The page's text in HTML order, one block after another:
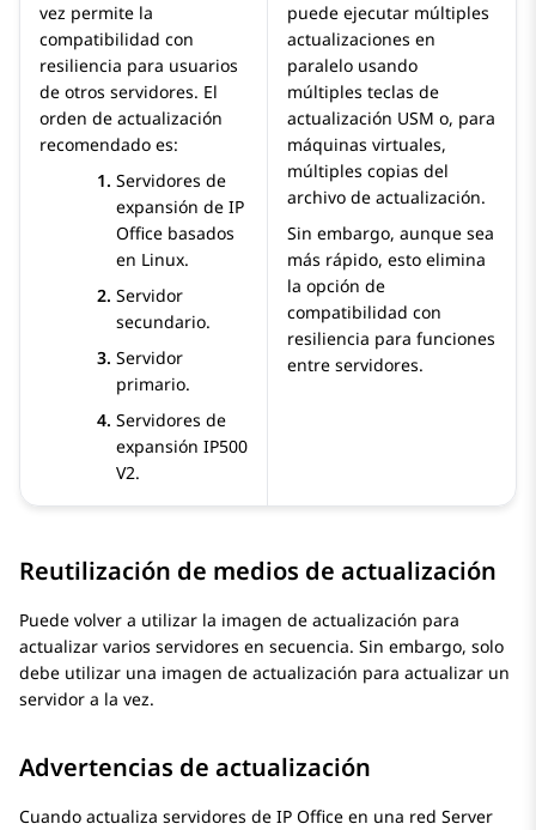
vez permite la
compatibilidad con
resiliencia para usuarios
de otros servidores. El
orden de actualización
recomendado es:
Servidores de
expansión de IP
Office basados
en Linux.
Servidor
secundario.
Servidor
primario.
Servidores de
expansión IP500
V2.
puede ejecutar múltiples
actualizaciones en
paralelo usando
múltiples teclas de
actualización USM o, para
máquinas virtuales,
múltiples copias del
archivo de actualización.
Sin embargo, aunque sea
más rápido, esto elimina
la opción de
compatibilidad con
resiliencia para funciones
entre servidores.
Reutilización de medios de actualización
Puede volver a utilizar la imagen de actualización para
actualizar varios servidores en secuencia. Sin embargo, solo
debe utilizar una imagen de actualización para actualizar un
servidor a la vez.
Advertencias de actualización
Cuando actualiza servidores de IP Office en una red Server